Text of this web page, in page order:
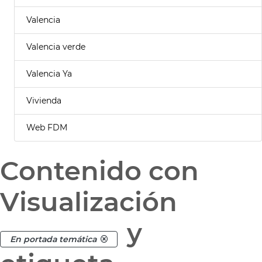
Valencia
Valencia verde
Valencia Ya
Vivienda
Web FDM
Contenido con
Visualización
En portada temática
y